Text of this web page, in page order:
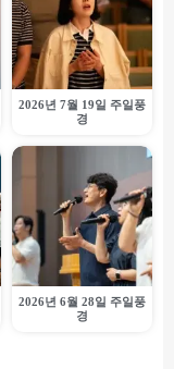
2026년 7월 19일 주일풍
경
2026년 6월 28일 주일풍
경